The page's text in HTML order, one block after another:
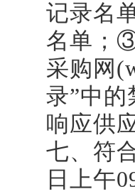
记录名
名单；
采购网
录”中
响应供
七、符
日上午